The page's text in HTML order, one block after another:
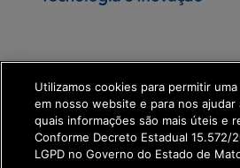
get_footer();
Utilizamos cookies para permitir
em nosso website e para nos ajudar
quais informações são mais úteis e
Conforme Decreto Estadual 15.572/
LGPD no Governo do Estado de